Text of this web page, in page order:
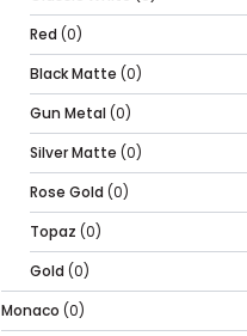
Red (0)
Black Matte (0)
Gun Metal(0)
Silver Matte (0)
Rose Gold (0)
Topaz (0)
Gold (0)
Monaco (0)